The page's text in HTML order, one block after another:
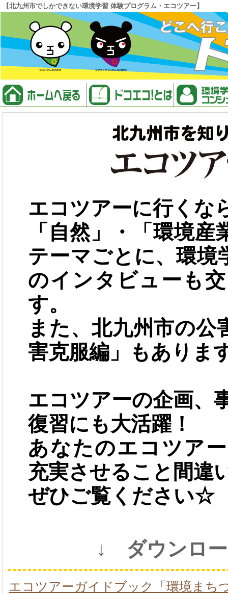
【北九州市でしかできない環境学習 体験プログラム・エコツアー】
エコツアーに行くな
「自然」・「環境
テーマごとに、環境
のインタビューも
す。
また、北九州市の公
害克服編」もありま
エコツアーの企画、
復習にも大活躍！
あなたのエコツア
充実させること間違
ぜひご覧ください☆
↓ ダウンロ
エコツアーガイドブック「環境まち